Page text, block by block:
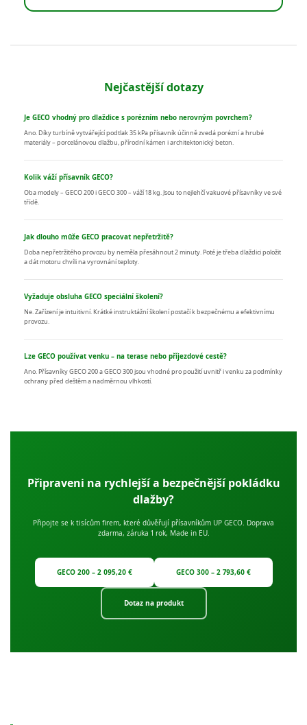
Nejčastější dotazy
Je GECO vhodný pro dlaždice s porézním nebo nerovným povrchem?
Ano. Díky turbíně vytvářející podtlak 35 kPa přísavník účinně zvedá porézní a hrubé
materiály – porcelánovou dlažbu, přírodní kámen i architektonický beton.
Kolik váží přísavník GECO?
Oba modely – GECO 200 i GECO 300 – váží 18 kg. Jsou to nejlehčí vakuové přísavníky ve své
třídě.
Jak dlouho může GECO pracovat nepřetržitě?
Doba nepřetržitého provozu by neměla přesáhnout 2 minuty. Poté je třeba dlaždici položit
a dát motoru chvíli na vyrovnání teploty.
Vyžaduje obsluha GECO speciální školení?
Ne. Zařízení je intuitivní. Krátké instruktážní školení postačí k bezpečnému a efektivnímu
provozu.
Lze GECO používat venku – na terase nebo příjezdové cestě?
Ano. Přísavníky GECO 200 a GECO 300 jsou vhodné pro použití uvnitř i venku za podmínky
ochrany před deštěm a nadměrnou vlhkostí.
Připraveni na rychlejší a bezpečnější pokládku
dlažby?
Připojte se k tisícům firem, které důvěřují přísavníkům UP GECO. Doprava
zdarma, záruka 1 rok, Made in EU.
GECO 200 – 2 095,20 € GECO 300 – 2 793,60 €
Dotaz na produkt